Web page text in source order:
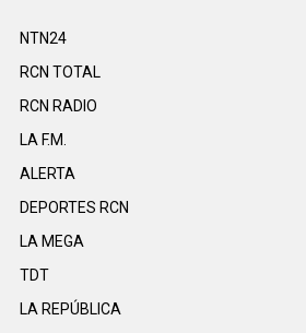
NTN24
RCN TOTAL
RCN RADIO
LA F.M.
ALERTA
DEPORTES RCN
LA MEGA
TDT
LA REPÚBLICA